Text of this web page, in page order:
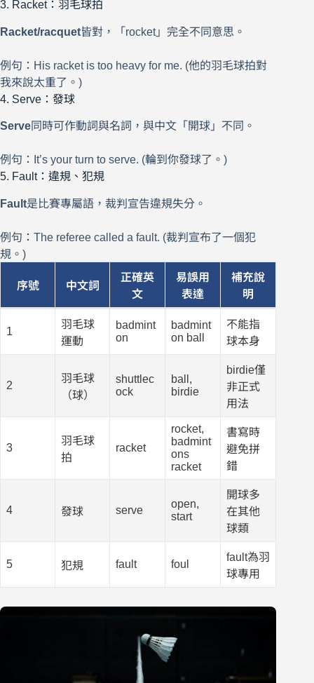
3. Racket：羽毛球拍
Racket/racquet皆對，「rocket」完全不同意思。
例句：His racket is too heavy for me. (他的羽毛球拍對
我來說太重了。)
4. Serve：發球
Serve同時可作動詞與名詞，與中文「開球」不同。
例句：It’s your turn to serve. (輪到你發球了。)
5. Fault：違規、犯規
Fault是比賽專屬語，裁判宣告違規失分。
例句：The referee called a fault. (裁判宣布了一個犯
規。)
序號 中文詞
正確英
文
易誤用
表達
補充說
明
1
羽毛球
運動
badmint
on
badmint
on ball
不能指
球本身
2
羽毛球
（球）
shuttlec
ock
ball,
birdie
birdie僅
非正式
用法
3
羽毛球
拍
racket
rocket,
badmint
ons
racket
書寫時
避免拼
錯
4 發球 serve
open,
start
開球多
在其他
球類
5 犯規 fault foul
fault為羽
球專用